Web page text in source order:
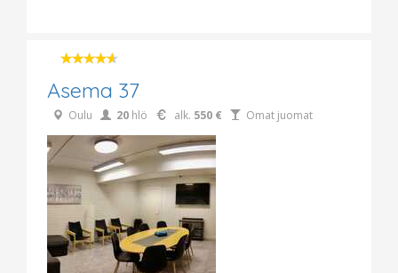
Asema 37
Oulu 20 hlö alk. 550 € Omat juomat